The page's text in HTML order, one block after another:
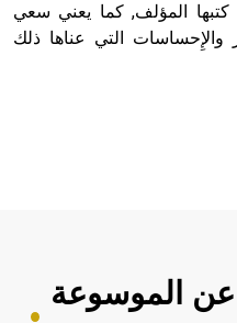
كتبها المؤلف, كما يعني سعي
والإِحساسات التي عناها ذلك
عن الموسوعة